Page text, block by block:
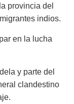
provincia del
indios.
en la lucha
y parte del
clandestino